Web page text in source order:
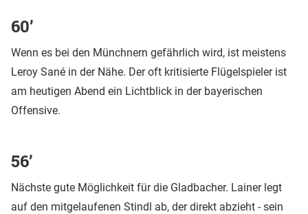
60’
Wenn es bei den Münchnern gefährlich wird, ist meistens
Leroy Sané in der Nähe. Der oft kritisierte Flügelspieler ist
am heutigen Abend ein Lichtblick in der bayerischen
Offensive.
56’
Nächste gute Möglichkeit für die Gladbacher. Lainer legt
auf den mitgelaufenen Stindl ab, der direkt abzieht - sein